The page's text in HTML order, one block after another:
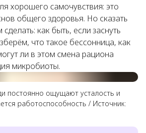
хорошего самочувствия: это
общего здоровья. Но сказать
как быть, если заснуть
что такое бессонница, как
ли в этом смена рациона
микробиоты.
постоянно ощущают усталость и
работоспособность / Источник: